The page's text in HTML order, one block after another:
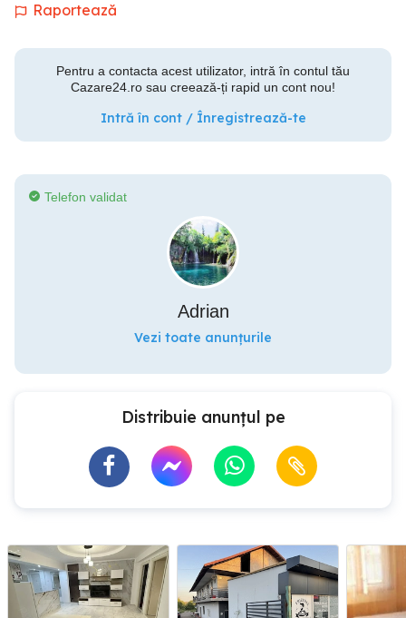
Raportează
Pentru a contacta acest utilizator, intră în contul tău
Cazare24.ro sau creează-ți rapid un cont nou!
Intră în cont / Înregistrează-te
Telefon validat
Adrian
Vezi toate anunțurile
Distribuie anunțul pe